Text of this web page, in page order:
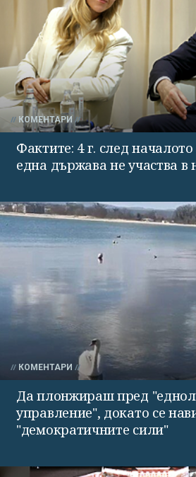
КОМЕНТАРИ
Фактите: 4 г. след
една държава не участва в
КОМЕНТАРИ
Да плонжираш пред
управление", докато се
"демократичните сили"